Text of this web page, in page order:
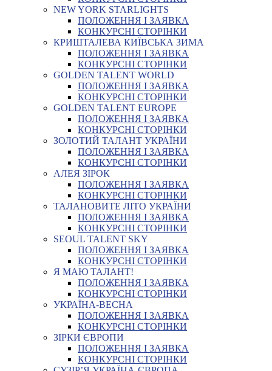
NEW YORK STARLIGHTS
ПОЛОЖЕННЯ І ЗАЯВКА
КОНКУРСНІ СТОРІНКИ
КРИШТАЛЕВА КИЇВСЬКА ЗИМА
ПОЛОЖЕННЯ І ЗАЯВКА
КОНКУРСНІ СТОРІНКИ
GOLDEN TALENT WORLD
ПОЛОЖЕННЯ І ЗАЯВКА
КОНКУРСНІ СТОРІНКИ
GOLDEN TALENT EUROPE
ПОЛОЖЕННЯ І ЗАЯВКА
КОНКУРСНІ СТОРІНКИ
ЗОЛОТИЙ ТАЛАНТ УКРАЇНИ
ПОЛОЖЕННЯ І ЗАЯВКА
КОНКУРСНІ СТОРІНКИ
АЛЕЯ ЗІРОК
ПОЛОЖЕННЯ І ЗАЯВКА
КОНКУРСНІ СТОРІНКИ
ТАЛАНОВИТЕ ЛІТО УКРАЇНИ
ПОЛОЖЕННЯ І ЗАЯВКА
КОНКУРСНІ СТОРІНКИ
SEOUL TALENT SKY
ПОЛОЖЕННЯ І ЗАЯВКА
КОНКУРСНІ СТОРІНКИ
Я МАЮ ТАЛАНТ!
ПОЛОЖЕННЯ І ЗАЯВКА
КОНКУРСНІ СТОРІНКИ
УКРАЇНА-ВЕСНА
ПОЛОЖЕННЯ І ЗАЯВКА
КОНКУРСНІ СТОРІНКИ
ЗІРКИ ЄВРОПИ
ПОЛОЖЕННЯ І ЗАЯВКА
КОНКУРСНІ СТОРІНКИ